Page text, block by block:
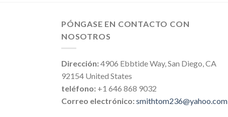
PÓNGASE EN CONTACTO CON
NOSOTROS
Dirección:4906 Ebbtide Way, San Diego, CA
92154 United States
teléfono: +1 646 868 9032
Correo electrónico:smithtom236@yahoo.com